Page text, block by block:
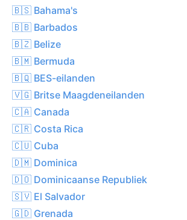
🇧🇸 Bahama's
🇧🇧 Barbados
🇧🇿 Belize
🇧🇲 Bermuda
🇧🇶 BES-eilanden
🇻🇬 Britse Maagdeneilanden
🇨🇦 Canada
🇨🇷 Costa Rica
🇨🇺 Cuba
🇩🇲 Dominica
🇩🇴 Dominicaanse Republiek
🇸🇻 El Salvador
🇬🇩 Grenada